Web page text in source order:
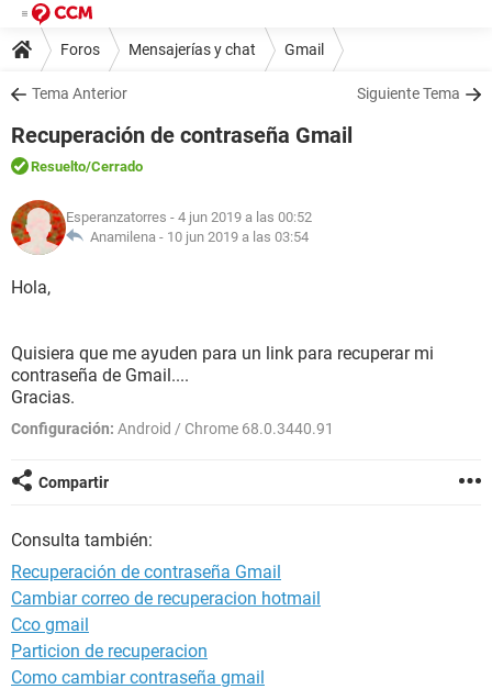
Foros Mensajerías y chat Gmail
Tema Anterior Siguiente Tema
Recuperación de contraseña Gmail
Resuelto/Cerrado
Esperanzatorres - 4 jun 2019 a las 00:52
Anamilena - 10 jun 2019 a las 03:54
Hola,
Quisiera que me ayuden para un link para recuperar mi
contraseña de Gmail....
Gracias.
Configuración: Android / Chrome 68.0.3440.91
Compartir
Consulta también:
Recuperación de contraseña Gmail
Cambiar correo de recuperacion hotmail
Cco gmail
Particion de recuperacion
Como cambiar contraseña gmail